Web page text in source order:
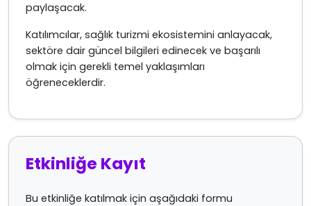
paylaşacak.
Katılımcılar, sağlık turizmi ekosistemini anlayacak,
sektöre dair güncel bilgileri edinecek ve başarılı
olmak için gerekli temel yaklaşımları
öğreneceklerdir.
Etkinliğe Kayıt
Bu etkinliğe katılmak için aşağıdaki formu